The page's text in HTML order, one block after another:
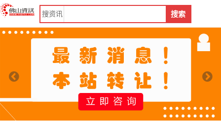
搜资讯 搜索